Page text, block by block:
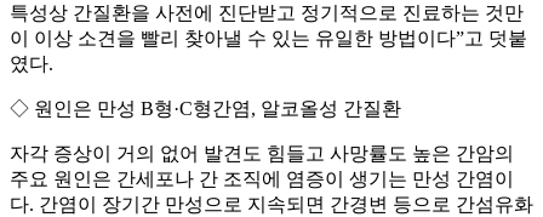
특성상 간질환을 사전에 진단받고 정기적으로 진료하는 것만
이 이상 소견을 빨리 찾아낼 수 있는 유일한 방법이다”고 덧붙
였다.
◇ 원인은 만성 B형·C형간염, 알코올성 간질환
자각 증상이 거의 없어 발견도 힘들고 사망률도 높은 간암의
주요 원인은 간세포나 간 조직에 염증이 생기는 만성 간염이
다. 간염이 장기간 만성으로 지속되면 간경변 등으로 간섬유화